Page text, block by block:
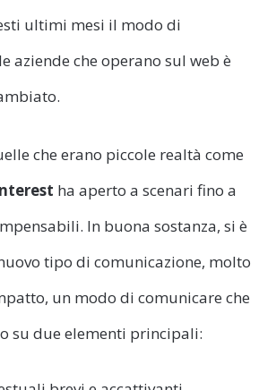
ultimi mesi il modo di
aziende che operano sul web è
che erano piccole realtà come
ha aperto a scenari fino a
In buona sostanza, si è
tipo di comunicazione, molto
un modo di comunicare che
su due elementi principali: